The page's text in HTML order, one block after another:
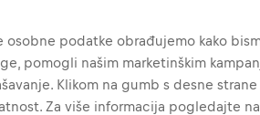
osobne podatke obrađujemo kako
pomogli našim marketinškim
Klikom na gumb s desne
Za više informacija pogledajte